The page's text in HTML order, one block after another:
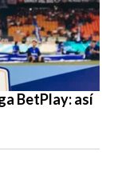
BetPlay: así